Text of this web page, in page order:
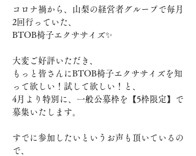
コロナ禍から、山梨の経営者グループで毎月
2回行っていた、
BTOB椅子エクササイズ✨
大変ご好評いただき、
もっと皆さんにBTOB椅子エクササイズを知
って欲しい！試して欲しい！と、
4月より特別に、一般公募枠を【5枠限定】で
募集いたします。
すでに参加したいというお声も頂いているの
で、